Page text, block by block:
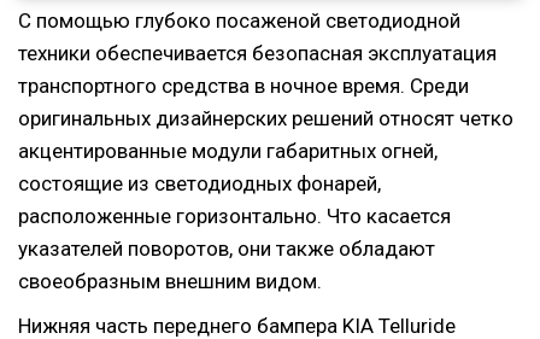
С помощью глубоко посаженой светодиодной
техники обеспечивается безопасная эксплуатация
транспортного средства в ночное время. Среди
оригинальных дизайнерских решений относят четко
акцентированные модули габаритных огней,
состоящие из светодиодных фонарей,
расположенные горизонтально. Что касается
указателей поворотов, они также обладают
своеобразным внешним видом.
Нижняя часть переднего бампера KIA Telluride